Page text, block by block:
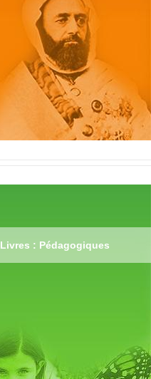
Livres : Pédagogiques